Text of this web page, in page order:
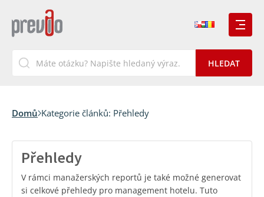
Domů Kategorie článků: Přehledy
Přehledy
V rámci manažerských reportů je také možné generovat
si celkové přehledy pro management hotelu. Tuto